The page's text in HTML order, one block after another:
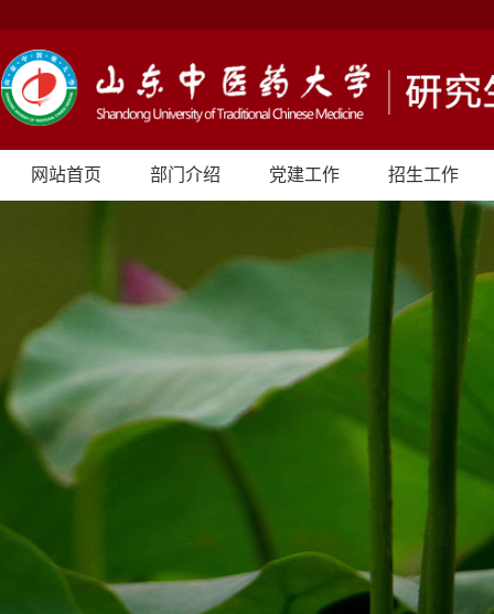
网站首页 部门介绍 党建工作 招生工作